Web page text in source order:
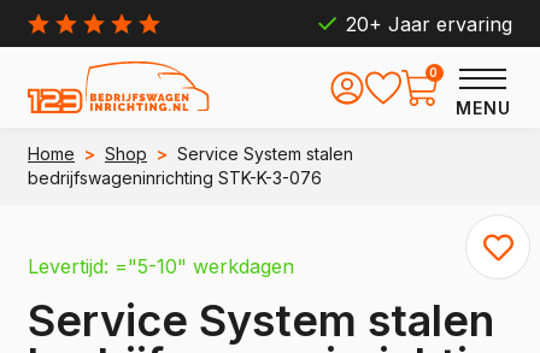
20+ Jaar ervaring
MENU
0
Home > Shop > Service System stalen
bedrijfswageninrichting STK-K-3-076
Levertijd: ="5-10" werkdagen
Service System stalen